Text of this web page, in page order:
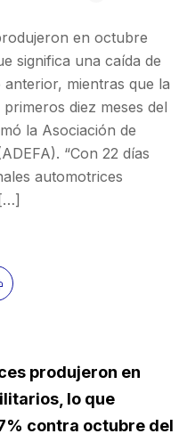
en octubre
significa una caída de
mientras que la
diez meses del
la Asociación de
“Con 22 días
automotrices
produjeron en
lo que
contra octubre del